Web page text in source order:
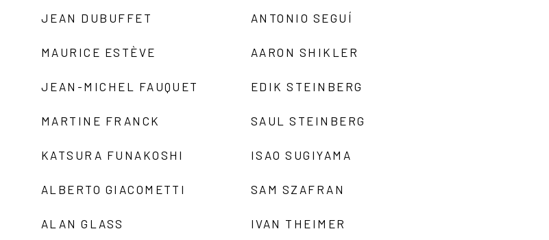
JEAN DUBUFFET
MAURICE ESTÈVE
JEAN-MICHEL FAUQUET
MARTINE FRANCK
KATSURA FUNAKOSHI
ALBERTO GIACOMETTI
ALAN GLASS
ANTONIO SEGUÍ
AARON SHIKLER
EDIK STEINBERG
SAUL STEINBERG
ISAO SUGIYAMA
SAM SZAFRAN
IVAN THEIMER